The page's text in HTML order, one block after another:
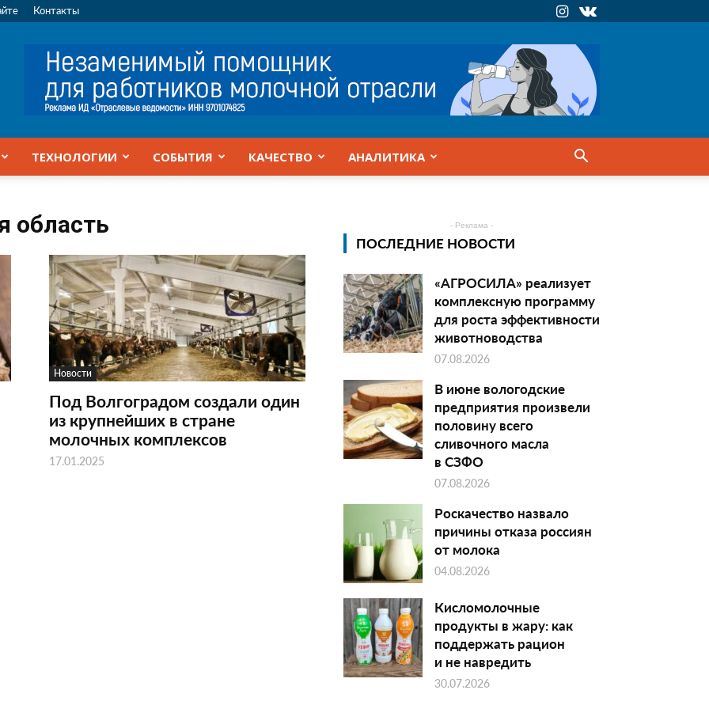
Контакты
ТЕХНОЛОГИИ СОБЫТИЯ КАЧЕСТВО АНАЛИТИКА
область
Новости
Под Волгоградом создали один
из крупнейших в стране
молочных комплексов
17.01.2025
- Реклама -
ПОСЛЕДНИЕ НОВОСТИ
«АГРОСИЛА» реализует
комплексную программу
для роста эффективности
животноводства
07.08.2026
В июне вологодские
предприятия произвели
половину всего
сливочного масла
в СЗФО
07.08.2026
Роскачество назвало
причины отказа россиян
от молока
04.08.2026
Кисломолочные
продукты в жару: как
поддержать рацион
и не навредить
30.07.2026